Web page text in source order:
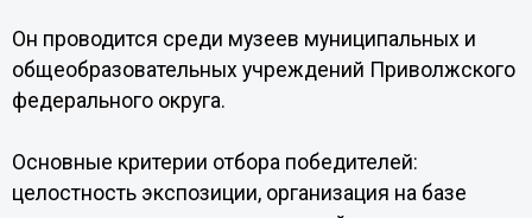
Он проводится среди музеев муниципальных и
общеобразовательных учреждений Приволжского
федерального округа.
Основные критерии отбора победителей:
целостность экспозиции, организация на базе